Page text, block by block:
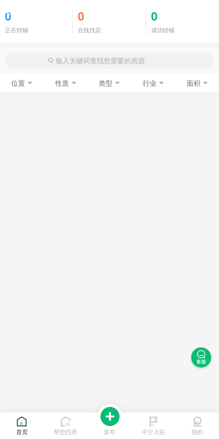
0
正在转铺
0
在线找店
0
成功转铺
位置 性质 类型 行业 面积
首页 帮您找房 发布 中介入驻 我的